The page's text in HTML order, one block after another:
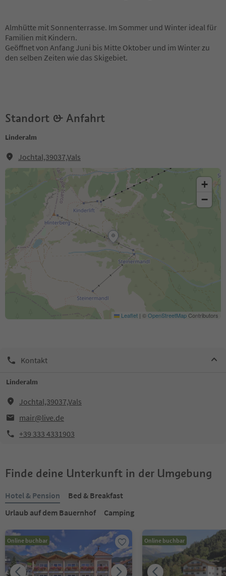
Almhütte mit Sonnenterrasse. Im Sommer und Winter ideal für
Familien mit Kindern.
Geöffnet von Anfang Juni bis Mitte Oktober und im Winter zu
den selben Zeiten wie das Skigebiet.
Standort & Anfahrt
Linderalm
Jochtal,39037,Vals
+
−
Leaflet | ©OpenStreetMapContributors
Kontakt
Linderalm
Jochtal,39037,Vals
mair@live.de
+39 333 4331903
Finde deine Unterkunft in der Umgebung
Hotel & Pension
Bed & Breakfast
Urlaub auf dem Bauernhof
Camping
Online buchbar Online buchbar